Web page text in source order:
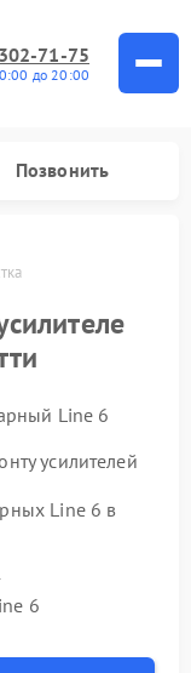
71-75
до 20:00
Позвонить
Line 6
усилителей
Line 6 в
6